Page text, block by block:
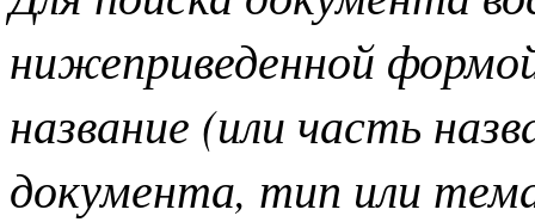
нижеприведенной
название (или часть
документа, тип или